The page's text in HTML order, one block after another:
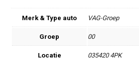
Merk & Type auto VAG-Groep
Groep 00
Locatie 035420 4PK